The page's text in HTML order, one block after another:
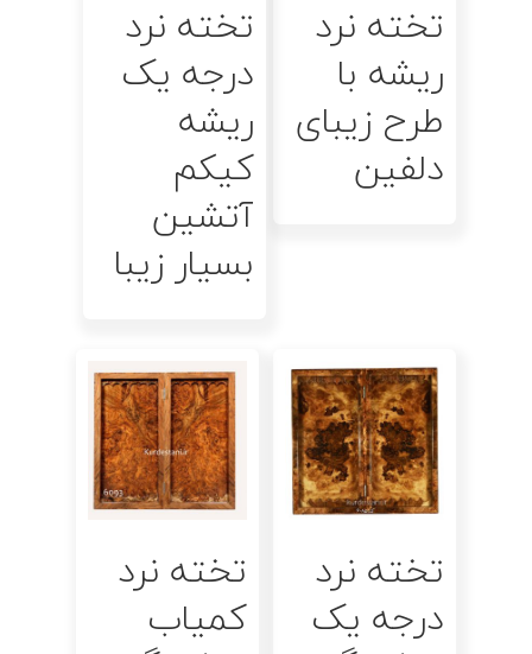
تخته نرد
ریشه با
طرح زیبای
دلفین
تخته نرد
درجه یک
ریشه
کیکم
آتشین
بسیار زیبا
تخته نرد
درجه یک
تخته نرد
كمياب